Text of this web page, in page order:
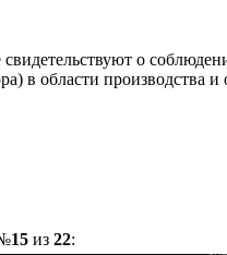
о
в области производства
15из 22: